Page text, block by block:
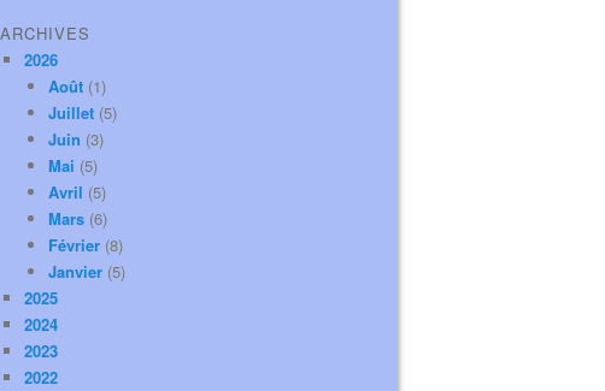
ARCHIVES
2026
Août (1)
Juillet (5)
Juin (3)
Mai (5)
Avril (5)
Mars (6)
Février (8)
Janvier (5)
2025
2024
2023
2022